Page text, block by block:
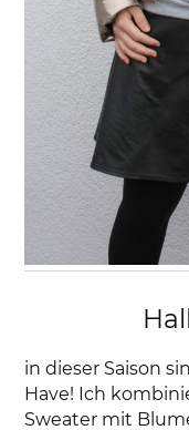
in dieser Saison
Have! Ich
Sweater mit